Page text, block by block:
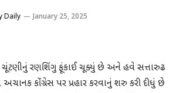
Daily January 25, 2025
ચૂંટણીનું રણશિંગુ ફૂંકાઈ ચૂક્યું છે અને હવે સત્તારુઢ
કોંગ્રેસ પર પ્રહાર કરવાનું શરુ કરી દીધું છે